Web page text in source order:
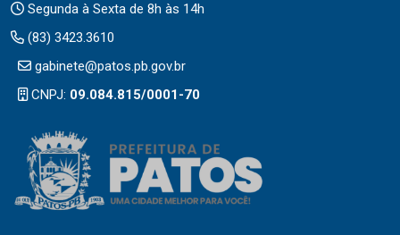
Segunda à Sexta de 8h às 14h
(83) 3423.3610
gabinete@patos.pb.gov.br
CNPJ: 09.084.815/0001-70